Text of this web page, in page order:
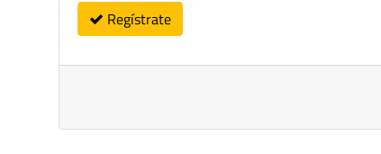
Regístrate